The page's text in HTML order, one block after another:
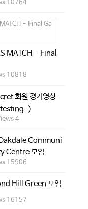
10764
MATCH - Final
10818
회원 경기영상
4
Communi
Centre 모임
15906
Hill Green 모임
16157